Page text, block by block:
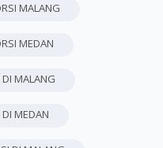
MALANG
MEDAN
MALANG
MEDAN